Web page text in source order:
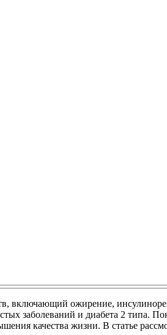
включающий ожирение,
заболеваний и диабета 2 типа.
качества жизни. В статье